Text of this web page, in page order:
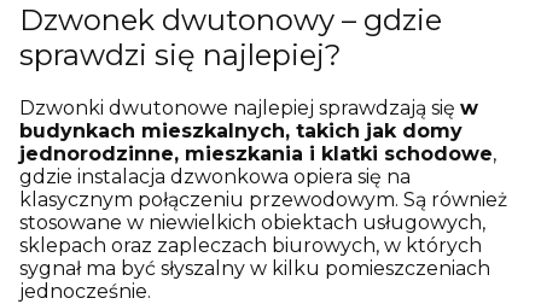
Dzwonek dwutonowy – gdzie
sprawdzi się najlepiej?
Dzwonki dwutonowe najlepiej sprawdzają się w
budynkach mieszkalnych, takich jak domy
jednorodzinne, mieszkania i klatki schodowe,
gdzie instalacja dzwonkowa opiera się na
klasycznym połączeniu przewodowym. Są również
stosowane w niewielkich obiektach usługowych,
sklepach oraz zapleczach biurowych, w których
sygnał ma być słyszalny w kilku pomieszczeniach
jednocześnie.